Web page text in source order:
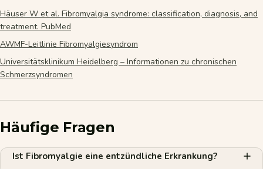
Häufige Fragen
Ist Fibromyalgie eine entzündliche Erkrankung?
Häuser W et al. Fibromyalgia syndrome: classification, diagnosis, and
treatment. PubMed
AWMF-Leitlinie Fibromyalgiesyndrom
Universitätsklinikum Heidelberg – Informationen zu chronischen
Schmerzsyndromen